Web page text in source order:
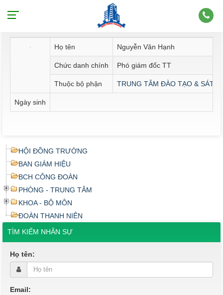
Thông tin nhân sự
Họ tên Nguyễn Văn Hạnh
Chức danh chính Phó giám đốc TT
Thuộc bộ phận TRUNG TÂM ĐÀO TẠO & SÁT
Ngày sinh
HỘI ĐỒNG TRƯỜNG
BAN GIÁM HIỆU
BCH CÔNG ĐOÀN
PHÒNG - TRUNG TÂM
KHOA - BỘ MÔN
ĐOÀN THANH NIÊN
TÌM KIẾM NHÂN SỰ
Họ tên:
Email: